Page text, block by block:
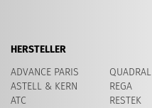
HERSTELLER
ADVANCE PARIS
ASTELL & KERN
ATC
QUADRAL
REGA
RESTEK